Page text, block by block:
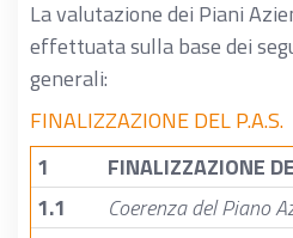
La valutazione dei Piani
effettuata sulla base dei
generali:
FINALIZZAZIONE DEL P.A.S.
1
FINALIZZAZIONE
1.1
Coerenza del Piano